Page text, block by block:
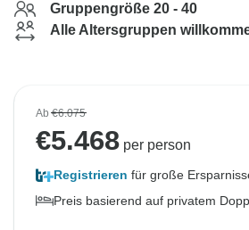
Gruppengröße 20 - 40
Alle Altersgruppen
Ab€6.075
€5.468 per person
Registrieren für große
Preis basierend auf privatem